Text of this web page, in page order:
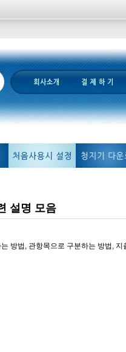
설명 모음
방법, 관항목으로 구분하는 방법, 지